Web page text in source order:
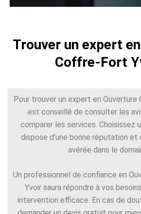
Trouver un expert
Coffre-Fort
Pour trouver un expert en Ouverture
est conseillé de consulter les
comparer les services. Choisissez
dispose d’une bonne réputation et
avérée dans le
Un professionnel de confiance en
Yvoir saura répondre à vos
intervention efficace. En cas de